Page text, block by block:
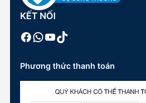
KẾT NỐI
Facebook
WhatsApp
Youtube
TikTok
Phương thức thanh toán